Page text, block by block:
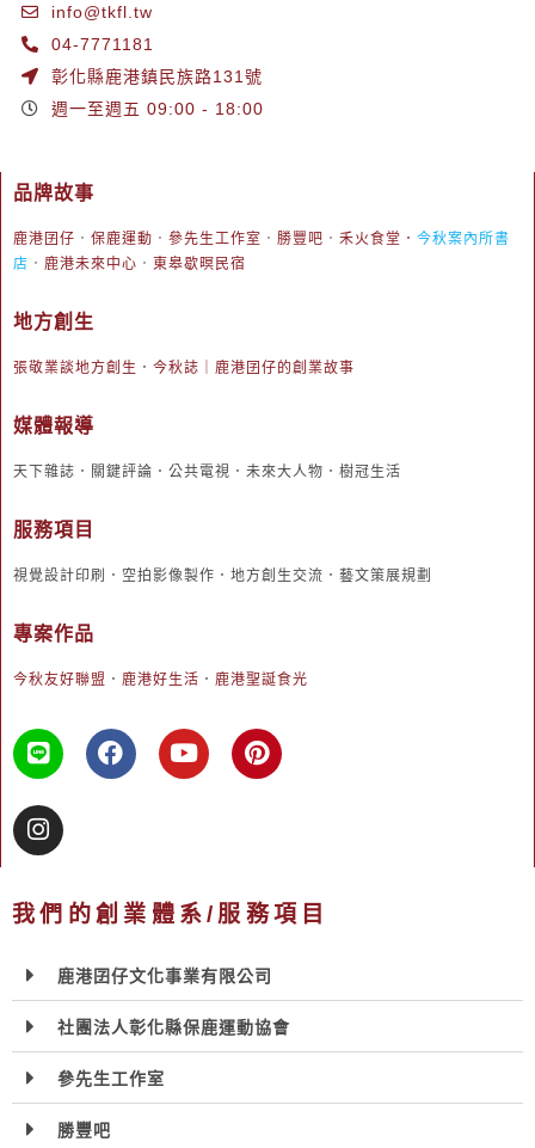
info@tkfl.tw
04-7771181
彰化縣鹿港鎮民族路131號
週一至週五 09:00 - 18:00
品牌故事
鹿港囝仔 ． 保鹿運動 ． 參先生工作室 ． 勝豐吧 ． 禾火食堂 ． 今秋案內所書
店 ． 鹿港未來中心 ． 東皋歇暝民宿
地方創生
張敬業談地方創生 ． 今秋誌｜鹿港囝仔的創業故事
媒體報導
天下雜誌．關鍵評論．公共電視．未來大人物．樹冠生活
服務項目
視覺設計印刷．空拍影像製作．地方創生交流．藝文策展規劃
專案作品
今秋友好聯盟 ． 鹿港好生活 ． 鹿港聖誕食光
我們的創業體系/服務項目
鹿港囝仔文化事業有限公司
社團法人彰化縣保鹿運動協會
參先生工作室
勝豐吧